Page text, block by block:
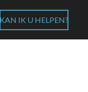
KAN IK U HELPEN?